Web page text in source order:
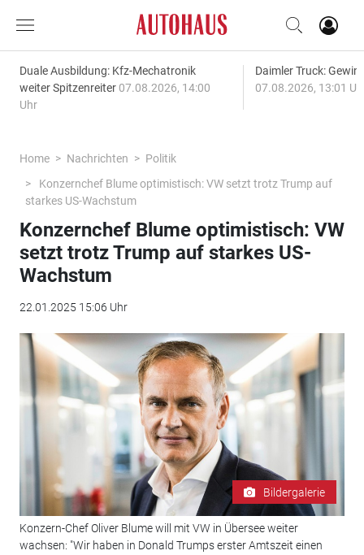
Duale Ausbildung: Kfz-Mechatronik
weiter Spitzenreiter 07.08.2026, 14:00
Uhr
Daimler Truck:
07.08.2026, 13:01
Home Nachrichten
Politik
Konzernchef Blume optimistisch: VW setzt trotz Trump auf
starkes US-Wachstum
Konzernchef Blume optimistisch: VW
setzt trotz Trump auf starkes US-
Wachstum
22.01.2025 15:06 Uhr
Bildergalerie
Konzern-Chef Oliver Blume will mit VW in Übersee weiter
wachsen: "Wir haben in Donald Trumps erster Amtszeit einen